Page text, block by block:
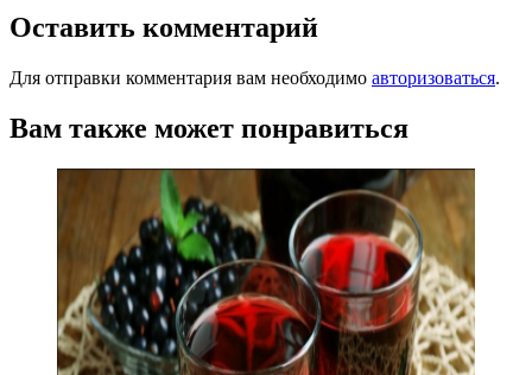
Оставить комментарий
Для отправки комментария вам необходимо авторизоваться.
Вам также может понравиться